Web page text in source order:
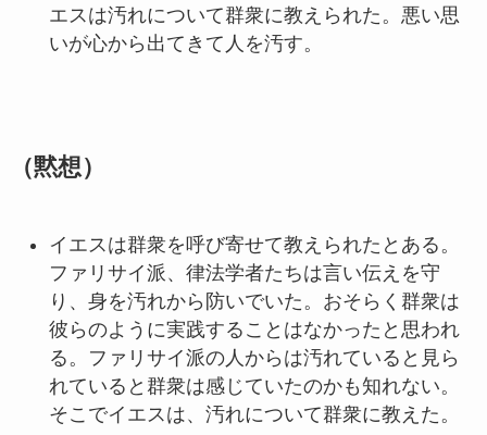
エスは汚れについて群衆に教えられた。悪い思
いが心から出てきて人を汚す。
（黙想）
イエスは群衆を呼び寄せて教えられたとある。
ファリサイ派、律法学者たちは言い伝えを守
り、身を汚れから防いでいた。おそらく群衆は
彼らのように実践することはなかったと思われ
る。ファリサイ派の人からは汚れていると見ら
れていると群衆は感じていたのかも知れない。
そこでイエスは、汚れについて群衆に教えた。